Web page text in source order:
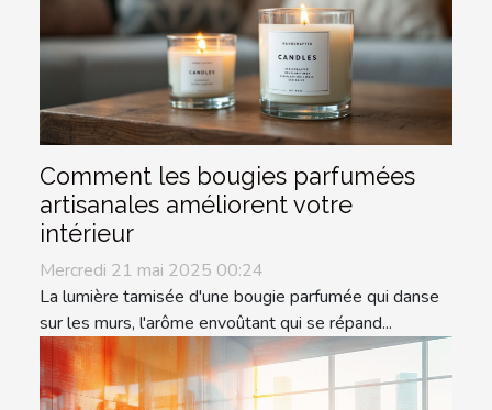
Comment les bougies parfumées
artisanales améliorent votre
intérieur
Mercredi 21 mai 2025 00:24
La lumière tamisée d'une bougie parfumée qui danse
sur les murs, l'arôme envoûtant qui se répand...